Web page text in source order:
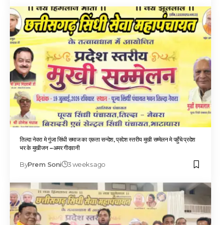
तिल्दा नेवरा मे गुंजा सिंधी समाज का एकता सन्देश, प्रदेश स्तरीय मुखी सम्मेलन मे पहुँचे प्रदेश
भर के मुखीजन –अमर गीदवानी
ByPrem Soni 3 weeks ago